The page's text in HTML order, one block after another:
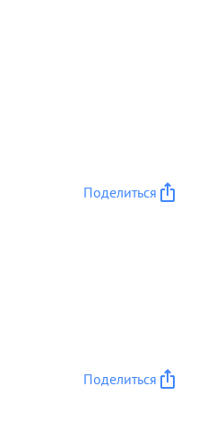
Поделиться
Поделиться